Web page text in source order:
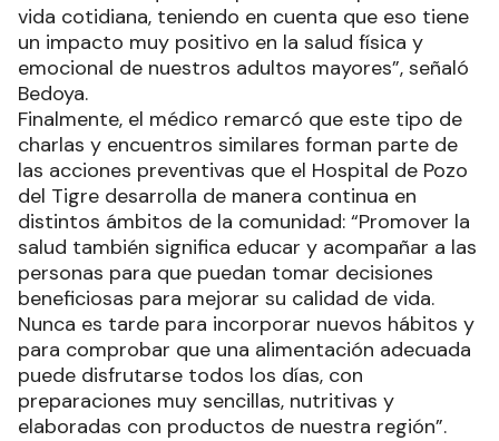
vida cotidiana, teniendo en cuenta que eso tiene
un impacto muy positivo en la salud física y
emocional de nuestros adultos mayores”, señaló
Bedoya.
Finalmente, el médico remarcó que este tipo de
charlas y encuentros similares forman parte de
las acciones preventivas que el Hospital de Pozo
del Tigre desarrolla de manera continua en
distintos ámbitos de la comunidad: “Promover la
salud también significa educar y acompañar a las
personas para que puedan tomar decisiones
beneficiosas para mejorar su calidad de vida.
Nunca es tarde para incorporar nuevos hábitos y
para comprobar que una alimentación adecuada
puede disfrutarse todos los días, con
preparaciones muy sencillas, nutritivas y
elaboradas con productos de nuestra región”.